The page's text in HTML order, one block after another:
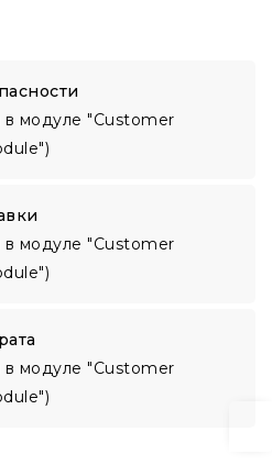
в модуле "Customer
в модуле "Customer
в модуле "Customer